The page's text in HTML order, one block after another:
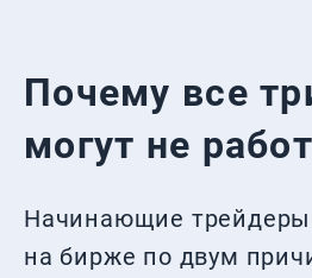
Почему все
могут не
Начинающие трейдеры
на бирже по двум